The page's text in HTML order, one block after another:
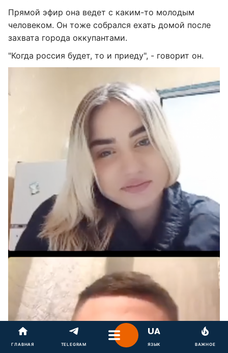
Прямой эфир она ведет с каким-то молодым
человеком. Он тоже собрался ехать домой после
захвата города оккупантами.
"Когда россия будет, то и приеду", - говорит он.
ГЛАВНАЯ TELEGRAM ЯЗЫК ВАЖНОЕ